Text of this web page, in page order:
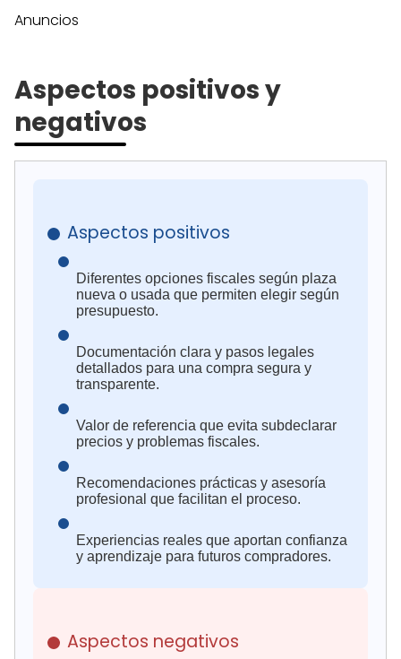
Anuncios
Aspectos positivos y
negativos
Aspectos positivos
Diferentes opciones fiscales según plaza
nueva o usada que permiten elegir según
presupuesto.
Documentación clara y pasos legales
detallados para una compra segura y
transparente.
Valor de referencia que evita subdeclarar
precios y problemas fiscales.
Recomendaciones prácticas y asesoría
profesional que facilitan el proceso.
Experiencias reales que aportan confianza
y aprendizaje para futuros compradores.
Aspectos negativos